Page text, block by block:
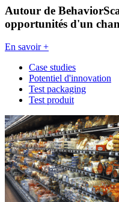
Autour de
opportunités d'un
En savoir +
Case studies
Potentiel d'innovation
Test packaging
Test produit